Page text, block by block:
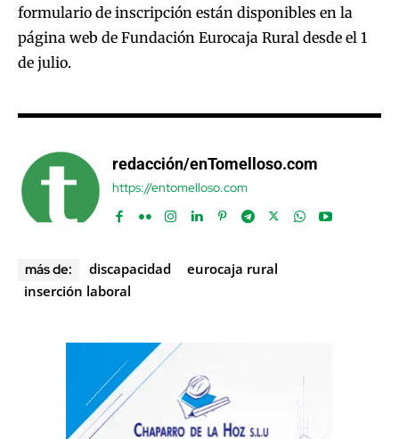
formulario de inscripción están disponibles en la
página web de Fundación Eurocaja Rural desde el 1
de julio.
redacción/enTomelloso.com
https://entomelloso.com
más de: discapacidad
eurocaja rural
inserción laboral